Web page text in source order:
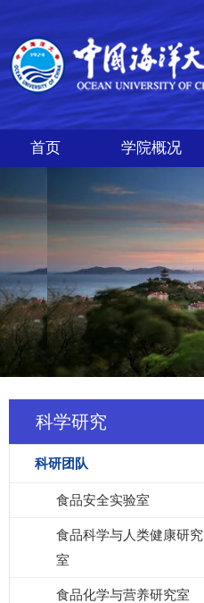
首页 学院概况
科学研究
科研团队
食品安全实验室
食品科学与人类健康研究
室
食品化学与营养研究室